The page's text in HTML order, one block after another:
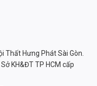
Thất Hưng Phát Sài Gòn.
KH&ĐT TP HCM cấp